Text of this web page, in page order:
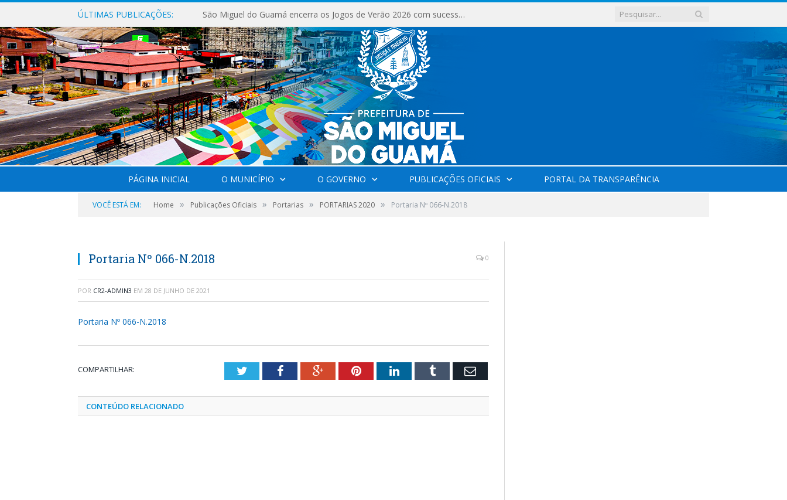
ÚLTIMAS PUBLICAÇÕES: São Miguel do Guamá encerra os Jogos de Verão 2026 com sucesso de público e competições.
PÁGINA INICIAL O MUNICÍPIO O GOVERNO PUBLICAÇÕES OFICIAIS PORTAL DA TRANSPARÊNCIA
VOCÊ ESTÁ EM: Home » Publicações Oficiais » Portarias » PORTARIAS 2020 » Portaria Nº 066-N.2018
Portaria Nº 066-N.2018 0
POR CR2-ADMIN3 EM 28 DE JUNHO DE 2021
Portaria Nº 066-N.2018
COMPARTILHAR: TwitterFacebookGoogle+PinterestLinkedInTumblr Email
CONTEÚDO RELACIONADO